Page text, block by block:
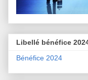
Libellé bénéfice
Bénéfice 2024